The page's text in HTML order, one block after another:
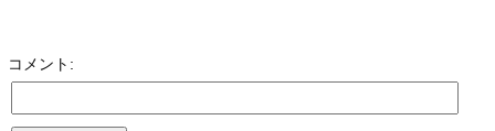
コメント: